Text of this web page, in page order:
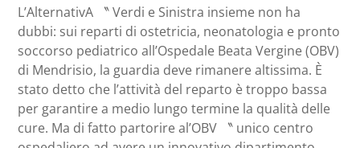
L’AlternativA 〝 Verdi e Sinistra insieme non ha
dubbi: sui reparti di ostetricia, neonatologia e pronto
soccorso pediatrico all’Ospedale Beata Vergine (OBV)
di Mendrisio, la guardia deve rimanere altissima. È
stato detto che l’attività del reparto è troppo bassa
per garantire a medio lungo termine la qualità delle
cure. Ma di fatto partorire al’OBV 〝 unico centro